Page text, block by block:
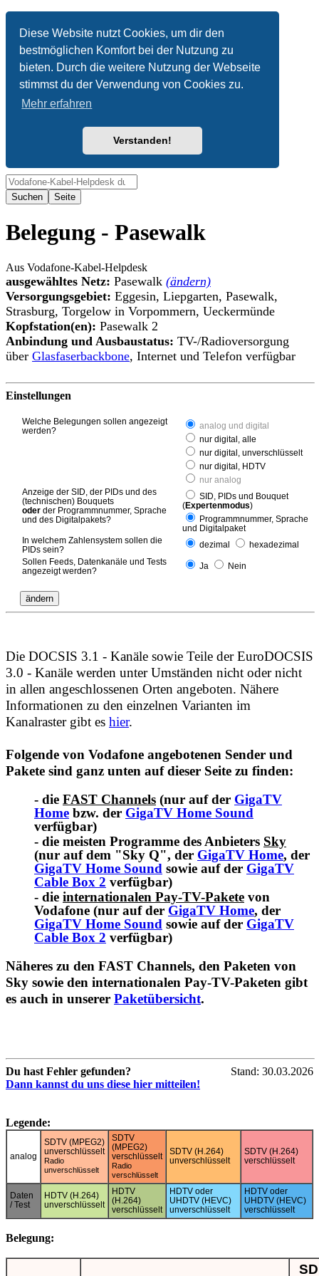
Diese Website nutzt Cookies, um dir den
bestmöglichen Komfort bei der Nutzung zu
bieten. Durch die weitere Nutzung der Webseite
stimmst du der Verwendung von Cookies zu.
Mehr erfahren
Verstanden!
Nicht angemeldet
Anmelden
Belegung - Pasewalk
Aus Vodafone-Kabel-Helpdesk
ausgewähltes Netz: Pasewalk (ändern)
Versorgungsgebiet: Eggesin, Liepgarten, Pasewalk,
Strasburg, Torgelow in Vorpommern, Ueckermünde
Kopfstation(en): Pasewalk 2
Anbindung und Ausbaustatus: TV-/Radioversorgung
über Glasfaserbackbone, Internet und Telefon verfügbar
Einstellungen
Welche Belegungen sollen angezeigt
werden?
analog und digital
nur digital, alle
nur digital, unverschlüsselt
nur digital, HDTV
nur analog
Anzeige der SID, der PIDs und des
(technischen) Bouquets
oder der Programmnummer, Sprache
und des Digitalpakets?
SID, PIDs und Bouquet
(Expertenmodus)
Programmnummer, Sprache
und Digitalpaket
In welchem Zahlensystem sollen die
PIDs sein?
dezimal
hexadezimal
Sollen Feeds, Datenkanäle und Tests
angezeigt werden?
Ja Nein
Die DOCSIS 3.1 - Kanäle sowie Teile der EuroDOCSIS
3.0 - Kanäle werden unter Umständen nicht oder nicht
in allen angeschlossenen Orten angeboten. Nähere
Informationen zu den einzelnen Varianten im
Kanalraster gibt es hier.
Folgende von Vodafone angebotenen Sender und
Pakete sind ganz unten auf dieser Seite zu finden:
- die FAST Channels (nur auf der GigaTV
Home bzw. der GigaTV Home Sound
verfügbar)
- die meisten Programme des Anbieters Sky
(nur auf dem "Sky Q", der GigaTV Home, der
GigaTV Home Sound sowie auf der GigaTV
Cable Box 2 verfügbar)
- die internationalen Pay-TV-Pakete von
Vodafone (nur auf der GigaTV Home, der
GigaTV Home Sound sowie auf der GigaTV
Cable Box 2 verfügbar)
Näheres zu den FAST Channels, den Paketen von
Sky sowie den internationalen Pay-TV-Paketen gibt
es auch in unserer Paketübersicht.
Du hast Fehler gefunden?
Dann kannst du uns diese hier mitteilen!
Stand: 30.03.2026
Legende:
analog
SDTV (MPEG2)
unverschlüsselt
Radio
unverschlüsselt
SDTV
(MPEG2)
verschlüsselt
Radio
verschlüsselt
SDTV (H.264)
unverschlüsselt
SDTV (H.264)
verschlüsselt
Daten
/ Test
HDTV (H.264)
unverschlüsselt
HDTV
(H.264)
verschlüsselt
HDTV oder
UHDTV (HEVC)
unverschlüsselt
HDTV oder
UHDTV (HEVC)
verschlüsselt
Belegung: